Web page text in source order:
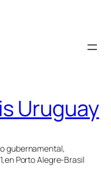
Uruguay
gubernamental,
Porto Alegre-Brasil